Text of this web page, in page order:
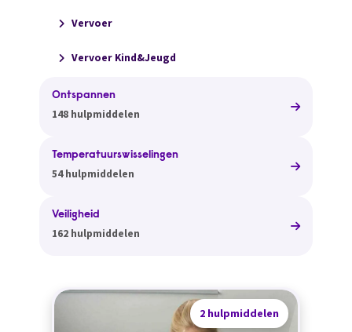
Vervoer
Vervoer Kind&Jeugd
Ontspannen
148 hulpmiddelen
Temperatuurswisselingen
54 hulpmiddelen
Veiligheid
162 hulpmiddelen
2 hulpmiddelen